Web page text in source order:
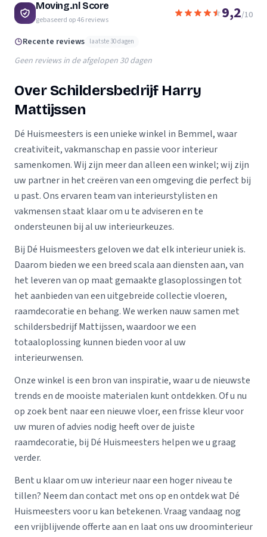
Moving.nl Score
gebaseerd op46reviews 9,2/10
Recente reviews laatste 30 dagen
Geen reviews in de afgelopen 30 dagen
Over Schildersbedrijf Harry
Mattijssen
Dé Huismeesters is een unieke winkel in Bemmel, waar
creativiteit, vakmanschap en passie voor interieur
samenkomen. Wij zijn meer dan alleen een winkel; wij zijn
uw partner in het creëren van een omgeving die perfect bij
u past. Ons ervaren team van interieurstylisten en
vakmensen staat klaar om u te adviseren en te
ondersteunen bij al uw interieurkeuzes.
Bij Dé Huismeesters geloven we dat elk interieur uniek is.
Daarom bieden we een breed scala aan diensten aan, van
het leveren van op maat gemaakte glasoplossingen tot
het aanbieden van een uitgebreide collectie vloeren,
raamdecoratie en behang. We werken nauw samen met
schildersbedrijf Mattijssen, waardoor we een
totaaloplossing kunnen bieden voor al uw
interieurwensen.
Onze winkel is een bron van inspiratie, waar u de nieuwste
trends en de mooiste materialen kunt ontdekken. Of u nu
op zoek bent naar een nieuwe vloer, een frisse kleur voor
uw muren of advies nodig heeft over de juiste
raamdecoratie, bij Dé Huismeesters helpen we u graag
verder.
Bent u klaar om uw interieur naar een hoger niveau te
tillen? Neem dan contact met ons op en ontdek wat Dé
Huismeesters voor u kan betekenen. Vraag vandaag nog
een vrijblijvende offerte aan en laat ons uw droominterieur